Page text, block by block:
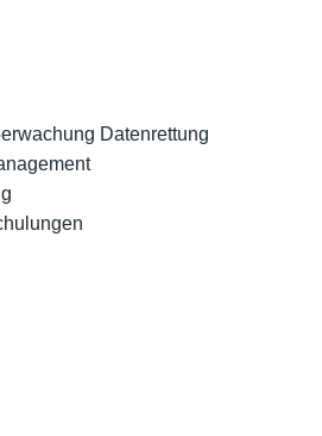
Datenrettung